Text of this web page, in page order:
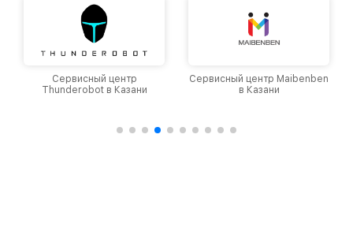
Сервисный центр
Thunderobot в Казани
Сервисный центр Maibenben
в Казани